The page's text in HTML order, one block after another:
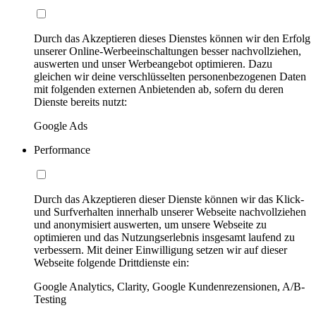
Durch das Akzeptieren dieses Dienstes können wir den Erfolg
unserer Online-Werbeeinschaltungen besser nachvollziehen,
auswerten und unser Werbeangebot optimieren. Dazu
gleichen wir deine verschlüsselten personenbezogenen Daten
mit folgenden externen Anbietenden ab, sofern du deren
Dienste bereits nutzt:
Google Ads
Performance
Durch das Akzeptieren dieser Dienste können wir das Klick-
und Surfverhalten innerhalb unserer Webseite nachvollziehen
und anonymisiert auswerten, um unsere Webseite zu
optimieren und das Nutzungserlebnis insgesamt laufend zu
verbessern. Mit deiner Einwilligung setzen wir auf dieser
Webseite folgende Drittdienste ein:
Google Analytics, Clarity, Google Kundenrezensionen, A/B-
Testing